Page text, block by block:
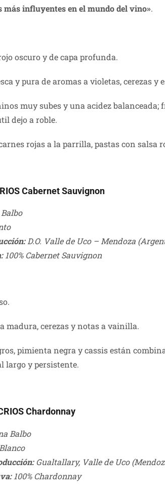
más influyentes en el mundo del vino».
oscuro y de capa profunda.
y pura de aromas a violetas, cerezas y
muy subes y una acidez balanceada;
dejo a roble.
rojas a la parrilla, pastas con salsa
Cabernet Sauvignon
D.O. Valle de Uco – Mendoza
100% Cabernet Sauvignon
madura, cerezas y notas a vainilla.
pimienta negra y cassis están
largo y persistente.
Chardonnay
Balbo
Blanco
Gualtallary, Valle de Uco
100% Chardonnay